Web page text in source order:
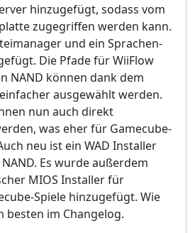
hinzugefügt, sodass vom
zugegriffen werden kann.
und ein Sprachen-
Die Pfade für WiiFlow
NAND können dank dem
ausgewählt werden.
nun auch direkt
was eher für Gamecube-
neu ist ein WAD Installer
Es wurde außerdem
MIOS Installer für
Spiele hinzugefügt. Wie
besten im Changelog.